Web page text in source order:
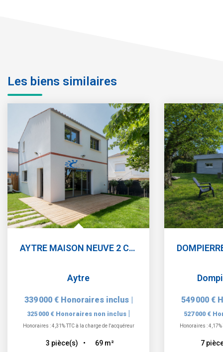
Les biens similaires
AYTRE MAISON NEUVE 2 CHAMBRES JARDIN
Aytre
339 000 € Honoraires inclus |
325 000 € Honoraires non inclus |
Honoraires : 4,31% TTC à la charge de l'acquéreur
3 pièce(s) 69 m²
549 000 €
527 000 €
Honoraires :
7